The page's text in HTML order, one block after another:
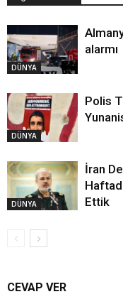
DÜNYA
alarmı
DÜNYA
Polis
DÜNYA
İran
Ettik
CEVAP VER